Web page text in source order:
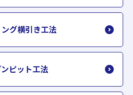
グ横引き工法
ピット工法